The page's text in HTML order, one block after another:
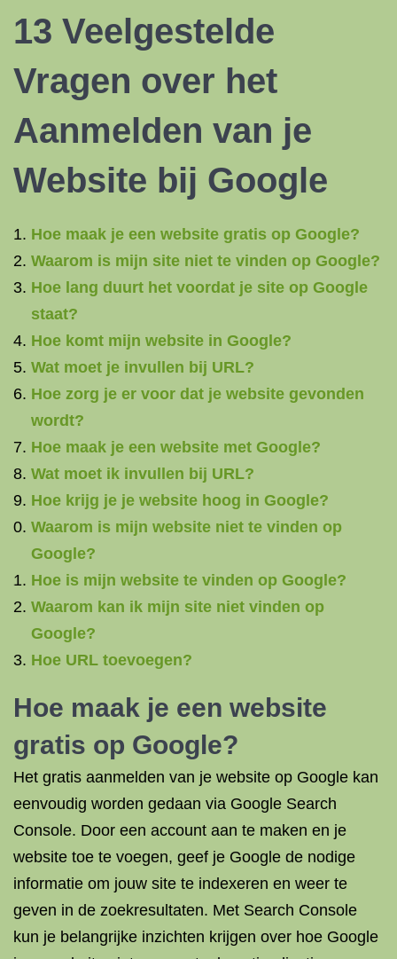
13 Veelgestelde
Vragen over het
Aanmelden van je
Website bij Google
Hoe maak je een website gratis op Google?
Waarom is mijn site niet te vinden op Google?
Hoe lang duurt het voordat je site op Google
staat?
Hoe komt mijn website in Google?
Wat moet je invullen bij URL?
Hoe zorg je er voor dat je website gevonden
wordt?
Hoe maak je een website met Google?
Wat moet ik invullen bij URL?
Hoe krijg je je website hoog in Google?
Waarom is mijn website niet te vinden op
Google?
Hoe is mijn website te vinden op Google?
Waarom kan ik mijn site niet vinden op
Google?
Hoe URL toevoegen?
Hoe maak je een website
gratis op Google?
Het gratis aanmelden van je website op Google kan
eenvoudig worden gedaan via Google Search
Console. Door een account aan te maken en je
website toe te voegen, geef je Google de nodige
informatie om jouw site te indexeren en weer te
geven in de zoekresultaten. Met Search Console
kun je belangrijke inzichten krijgen over hoe Google